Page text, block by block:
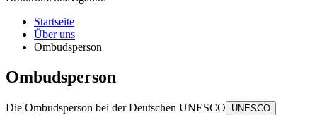
Startseite
Über uns
Ombudsperson
Ombudsperson
Die Ombudsperson bei der Deutschen UNESCO UNESCO